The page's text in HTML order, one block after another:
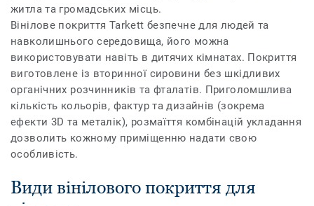
житла та громадських місць.
Вінілове покриття Tarkett безпечне для людей та
навколишнього середовища, його можна
використовувати навіть в дитячих кімнатах. Покриття
виготовлене із вторинної сировини без шкідливих
органічних розчинників та фталатів. Приголомшлива
кількість кольорів, фактур та дизайнів (зокрема
ефекти 3D та металік), розмаїття комбінацій укладання
дозволить кожному приміщенню надати свою
особливість.
Види вінілового покриття для